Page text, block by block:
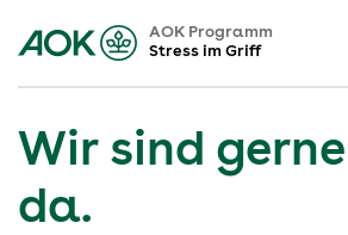
AOK Programm
Stress im Griff
Wir sind
da.